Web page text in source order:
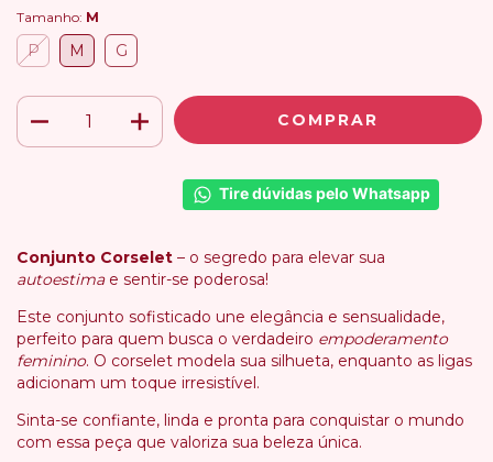
Tamanho: M
P M G
Tire dúvidas pelo Whatsapp
Conjunto Corselet – o segredo para elevar sua
autoestimae sentir-se poderosa!
Este conjunto sofisticado une elegância e sensualidade,
perfeito para quem busca o verdadeiro empoderamento
feminino. O corselet modela sua silhueta, enquanto as ligas
adicionam um toque irresistível.
Sinta-se confiante, linda e pronta para conquistar o mundo
com essa peça que valoriza sua beleza única.